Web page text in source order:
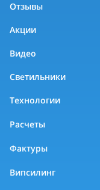
Отзывы
Акции
Видео
Светильники
Технологии
Расчеты
Фактуры
Випсилинг